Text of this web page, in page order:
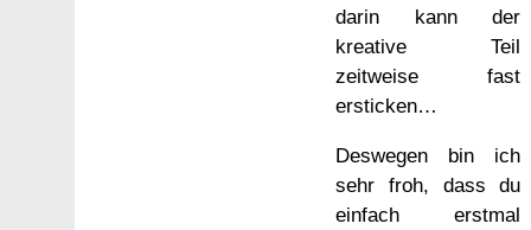
darin kann der
kreative Teil
zeitweise fast
ersticken…
Deswegen bin ich
sehr froh, dass du
einfach erstmal